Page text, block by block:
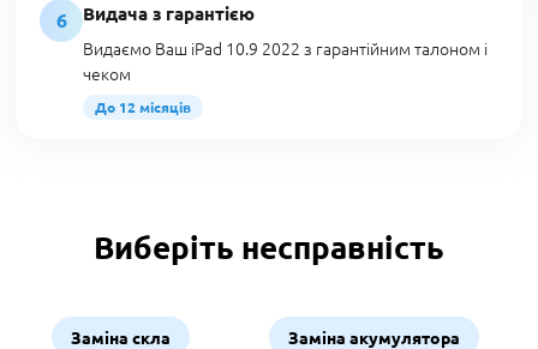
6
Видача з гарантією
Видаємо Ваш iPad 10.9 2022 з гарантійним талоном і
чеком
До 12 місяців
Виберіть несправність
Заміна скла Заміна акумулятора